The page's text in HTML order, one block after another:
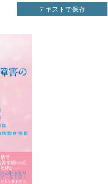
テキストで保存